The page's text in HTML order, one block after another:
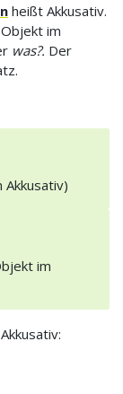
heißt Akkusativ.
im
was?. Der
im